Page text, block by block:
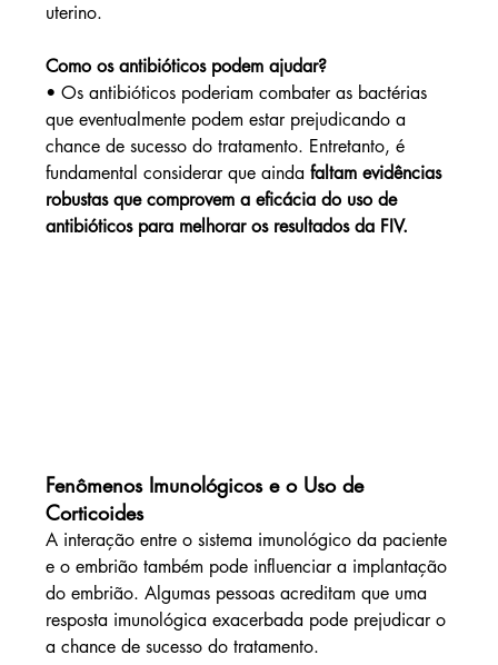
uterino.
Como os antibióticos podem ajudar?
• Os antibióticos poderiam combater as bactérias
que eventualmente podem estar prejudicando a
chance de sucesso do tratamento. Entretanto, é
fundamental considerar que ainda faltam evidências
robustas que comprovem a eficácia do uso de
antibióticos para melhorar os resultados da FIV.
Fenômenos Imunológicos e o Uso de
Corticoides
A interação entre o sistema imunológico da paciente
e o embrião também pode influenciar a implantação
do embrião. Algumas pessoas acreditam que uma
resposta imunológica exacerbada pode prejudicar o
a chance de sucesso do tratamento.